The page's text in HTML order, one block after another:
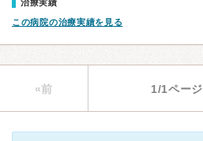
治療実績
この病院の治療実績を見る
«前 1/1ページ